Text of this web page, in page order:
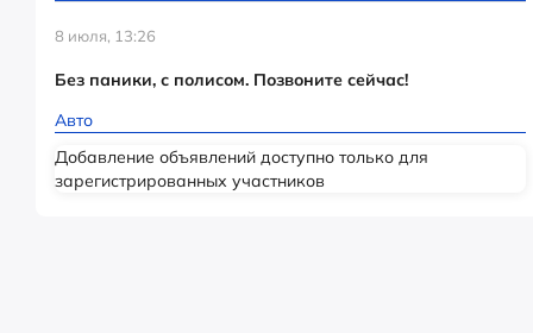
8 июля, 13:26
Без паники, с полисом. Позвоните сейчас!
Авто
Добавление объявлений доступно только для
зарегистрированных участников